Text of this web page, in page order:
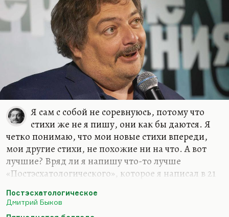
Я сам с собой не соревнуюсь, потому что
стихи же не я пишу, они как бы даются. Я
четко понимаю, что мои новые стихи впереди,
мои другие стихи, не похожие ни на что. А вот
лучшие? Вряд ли я напишу что-то лучше
«Постэсхатологического», которое я написал в 21
я напишу что-то лучше «Пятнадцатой баллады»
(«Если б был я Дэн Браун…») или моего самого
Постэсхатологическое
Дмитрий Быков